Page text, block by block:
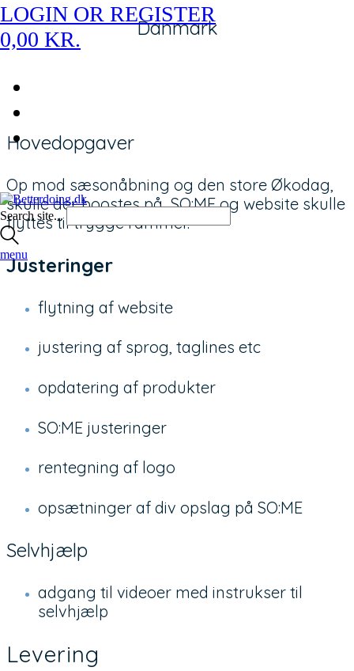
LOGIN OR REGISTER
0,00 KR.
Search site...
menu
Danmark
Hovedopgaver
Op mod sæsonåbning og den store Økodag,
skulle der boostes på SO:ME og website skulle
flyttes til trygge rammer.
Justeringer
flytning af website
justering af sprog, taglines etc
opdatering af produkter
SO:ME justeringer
rentegning af logo
opsætninger af div opslag på SO:ME
Selvhjælp
adgang til videoer med instrukser til
selvhjælp
Levering